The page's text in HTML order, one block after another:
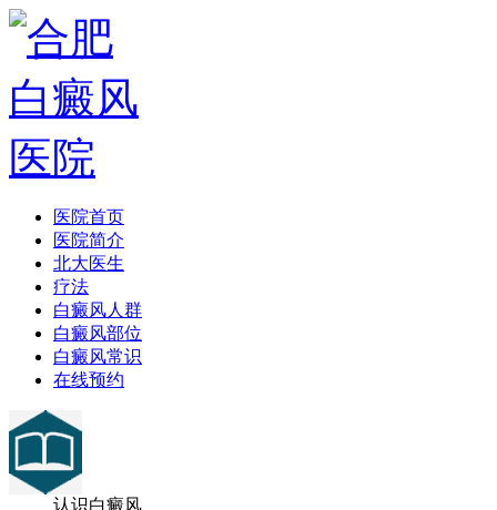
医院首页
医院简介
北大医生
疗法
白癜风人群
白癜风部位
白癜风常识
在线预约
认识白癜风